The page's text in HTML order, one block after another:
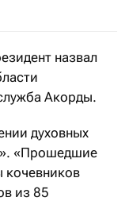
назвал
Акорды.
духовных
«Прошедшие
кочевников
из 85